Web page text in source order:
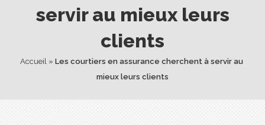
servir au mieux leurs
clients
Accueil » Les courtiers en assurance cherchent à servir au
mieux leurs clients